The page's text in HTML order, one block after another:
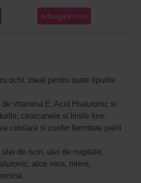
Adauga in cos
ochi, ideal pentru toate tipurile
vitamina E, Acid Hialuronic si
cearcanele si liniile fine.
celulara si confer fermitate pielii
ulei de ricin, ulei de migdale,
aloe vera, miere,